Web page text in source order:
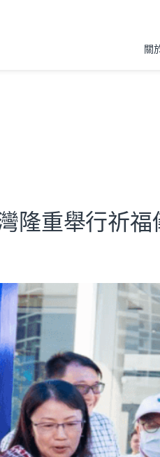
關
隆重舉行祈福